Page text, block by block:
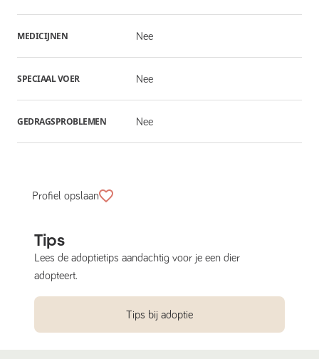
MEDICIJNEN Nee
SPECIAAL VOER Nee
GEDRAGSPROBLEMEN Nee
Profiel opslaan
Tips
Lees de adoptietips aandachtig voor je een dier
adopteert.
Tips bij adoptie